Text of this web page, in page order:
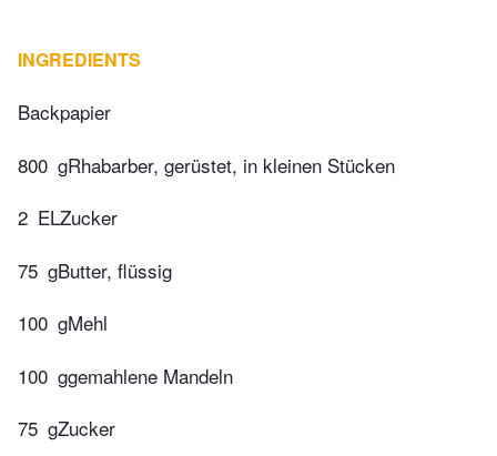
INGREDIENTS
Backpapier
800 gRhabarber, gerüstet, in kleinen Stücken
2 ELZucker
75 gButter, flüssig
100 gMehl
100 ggemahlene Mandeln
75 gZucker